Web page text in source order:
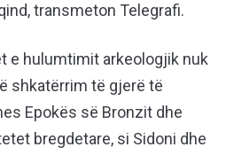
transmeton Telegrafi.
e hulumtimit arkeologjik nuk
shkatërrim të gjerë të
Epokës së Bronzit dhe
bregdetare, si Sidoni dhe